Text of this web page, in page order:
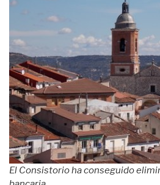
El Consistorio ha conseguido